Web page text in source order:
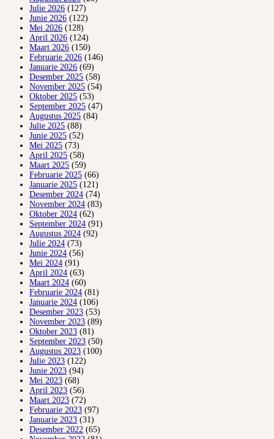
Julie 2026 (127)
Junie 2026 (122)
Mei 2026 (128)
April 2026 (124)
Maart 2026 (150)
Februarie 2026 (146)
Januarie 2026 (69)
Desember 2025 (58)
November 2025 (54)
Oktober 2025 (53)
September 2025 (47)
Augustus 2025 (84)
Julie 2025 (88)
Junie 2025 (52)
Mei 2025 (73)
April 2025 (58)
Maart 2025 (59)
Februarie 2025 (66)
Januarie 2025 (121)
Desember 2024 (74)
November 2024 (83)
Oktober 2024 (62)
September 2024 (91)
Augustus 2024 (92)
Julie 2024 (73)
Junie 2024 (56)
Mei 2024 (91)
April 2024 (63)
Maart 2024 (60)
Februarie 2024 (81)
Januarie 2024 (106)
Desember 2023 (53)
November 2023 (89)
Oktober 2023 (81)
September 2023 (50)
Augustus 2023 (100)
Julie 2023 (122)
Junie 2023 (94)
Mei 2023 (68)
April 2023 (56)
Maart 2023 (72)
Februarie 2023 (97)
Januarie 2023 (31)
Desember 2022 (65)